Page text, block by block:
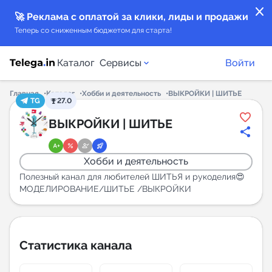
close
🚀 Реклама с оплатой за клики, лиды и продажи
Теперь со сниженным бюджетом для старта!
Каталог Сервисы
Каталог каналов
Каталог ботов
Горящие предложения
Индекс читаемости каналов в Telegram
Аналитика MAX каналов
Войти
Главная Каталог Хобби и деятельность
ВЫКРОЙКИ | ШИТЬЕ
TG
27.0
ВЫКРОЙКИ | ШИТЬЕ
Хобби и деятельность
Полезный канал для любителей ШИТЬЯ и рукоделия😍
МОДЕЛИРОВАНИЕ/ШИТЬЕ /ВЫКРОЙКИ
Статистика канала